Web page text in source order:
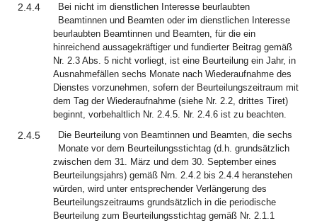
2.4.4
Bei nicht im dienstlichen Interesse beurlaubten
Beamtinnen und Beamten oder im dienstlichen Interesse
beurlaubten Beamtinnen und Beamten, für die ein
hinreichend aussagekräftiger und fundierter Beitrag gemäß
Nr. 2.3 Abs. 5 nicht vorliegt, ist eine Beurteilung ein Jahr, in
Ausnahmefällen sechs Monate nach Wiederaufnahme des
Dienstes vorzunehmen, sofern der Beurteilungszeitraum mit
dem Tag der Wiederaufnahme (siehe Nr. 2.2, drittes Tiret)
beginnt, vorbehaltlich Nr. 2.4.5. Nr. 2.4.6 ist zu beachten.
2.4.5
Die Beurteilung von Beamtinnen und Beamten, die sechs
Monate vor dem Beurteilungsstichtag (d.h. grundsätzlich
zwischen dem 31. März und dem 30. September eines
Beurteilungsjahrs) gemäß Nrn. 2.4.2 bis 2.4.4 heranstehen
würden, wird unter entsprechender Verlängerung des
Beurteilungszeitraums grundsätzlich in die periodische
Beurteilung zum Beurteilungsstichtag gemäß Nr. 2.1.1